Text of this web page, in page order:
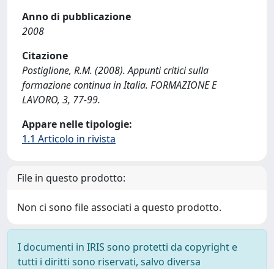
Anno di pubblicazione
2008
Citazione
Postiglione, R.M. (2008). Appunti critici sulla
formazione continua in Italia. FORMAZIONE E
LAVORO, 3, 77-99.
Appare nelle tipologie:
1.1 Articolo in rivista
File in questo prodotto:
Non ci sono file associati a questo prodotto.
I documenti in IRIS sono protetti da copyright e
tutti i diritti sono riservati, salvo diversa